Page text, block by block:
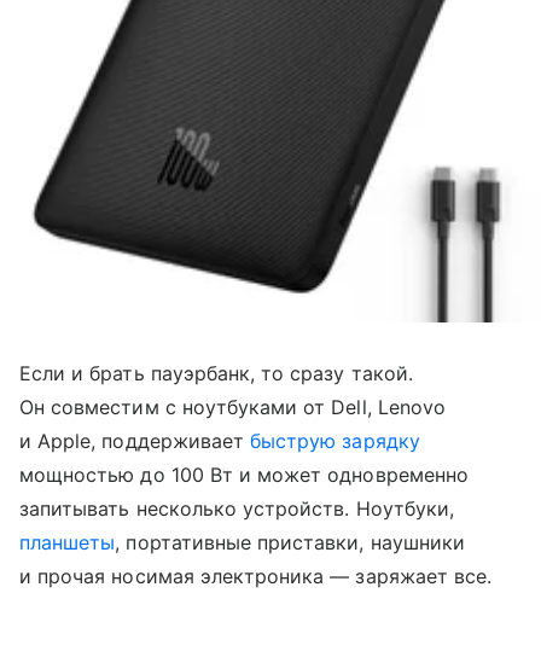
Если и брать пауэрбанк, то сразу такой.
Он совместим с ноутбуками от Dell, Lenovo
и Apple, поддерживаетбыструю зарядку
мощностью до 100 Вт и может одновременно
запитывать несколько устройств. Ноутбуки,
планшеты, портативные приставки, наушники
и прочая носимая электроника — заряжает все.